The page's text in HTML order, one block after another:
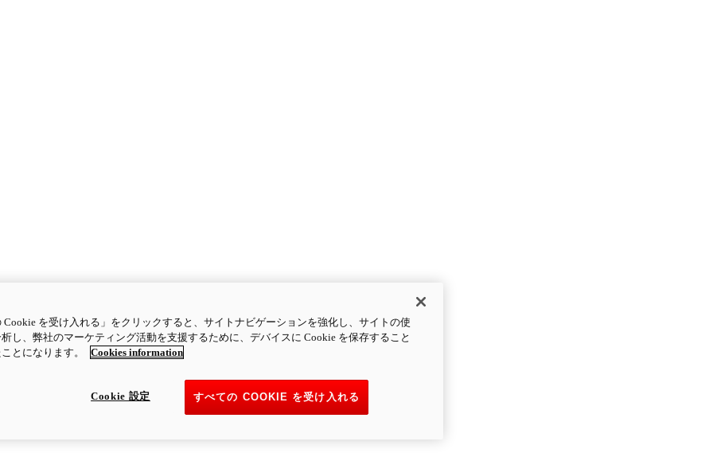
Cookie を受け入れる」をクリックすると、サイトナビゲーションを強化し、サイトの使
し、弊社のマーケティング活動を支援するために、デバイスに Cookie を保存すること
とになります。
Cookies information
すべての COOKIE を受け入れる
Cookie 設定